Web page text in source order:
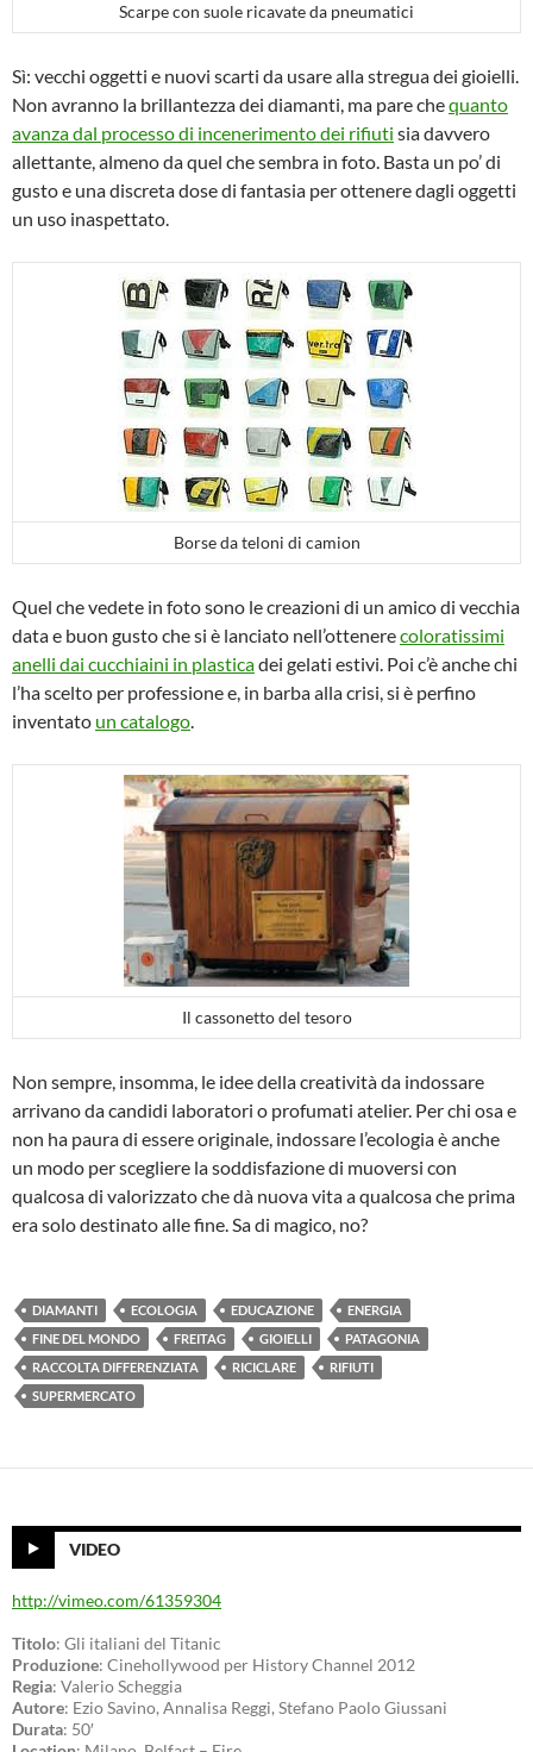
Scarpe con suole ricavate da pneumatici
Sì: vecchi oggetti e nuovi scarti da usare alla stregua dei gioielli.
Non avranno la brillantezza dei diamanti, ma pare chequanto
avanza dal processo di incenerimento dei rifiuti sia davvero
allettante, almeno da quel che sembra in foto. Basta un po’ di
gusto e una discreta dose di fantasia per ottenere dagli oggetti
un uso inaspettato.
Borse da teloni di camion
Quel che vedete in foto sono le creazioni di un amico di vecchia
data e buon gusto che si è lanciato nell’ottenerecoloratissimi
anelli dai cucchiaini in plasticadei gelati estivi. Poi c’è anche chi
l’ha scelto per professione e, in barba alla crisi, si è perfino
inventato un catalogo.
Il cassonetto del tesoro
Non sempre, insomma, le idee della creatività da indossare
arrivano da candidi laboratori o profumati atelier. Per chi osa e
non ha paura di essere originale, indossare l’ecologia è anche
un modo per scegliere la soddisfazione di muoversi con
qualcosa di valorizzato che dà nuova vita a qualcosa che prima
era solo destinato alle fine. Sa di magico, no?
DIAMANTI ECOLOGIA EDUCAZIONE
ENERGIA
FINE DEL MONDO
FREITAG GIOIELLI
PATAGONIA
RACCOLTA DIFFERENZIATA
RICICLARE
RIFIUTI
SUPERMERCATO
VIDEO
http://vimeo.com/61359304
Titolo: Gli italiani del Titanic
Produzione: Cinehollywood per History Channel 2012
Regia: Valerio Scheggia
Autore: Ezio Savino, Annalisa Reggi, Stefano Paolo Giussani
Durata: 50′